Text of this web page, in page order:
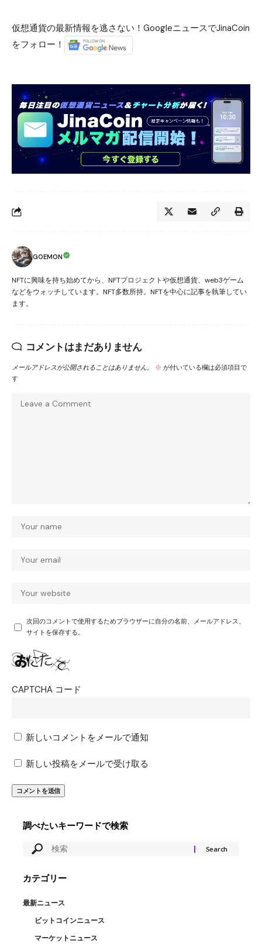
仮想通貨の最新情報を逃さない！GoogleニュースでJinaCoin
をフォロー！
GOEMON
NFTに興味を持ち始めてから、NFTプロジェクトや仮想通貨、web3ゲーム
などをウォッチしています。NFT多数所持。NFTを中心に記事を執筆してい
ます。
コメントはまだありません
メールアドレスが公開されることはありません。 ※ が付いている欄は必須項目で
す
次回のコメントで使用するためブラウザーに自分の名前、メールアドレス、
サイトを保存する。
CAPTCHA コード
新しいコメントをメールで通知
新しい投稿をメールで受け取る
調べたいキーワードで検索
カテゴリー
最新ニュース
ビットコインニュース
マーケットニュース